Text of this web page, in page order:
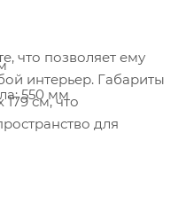
что позволяет ему
интерьер. Габариты
179 см, что
для
550 мм